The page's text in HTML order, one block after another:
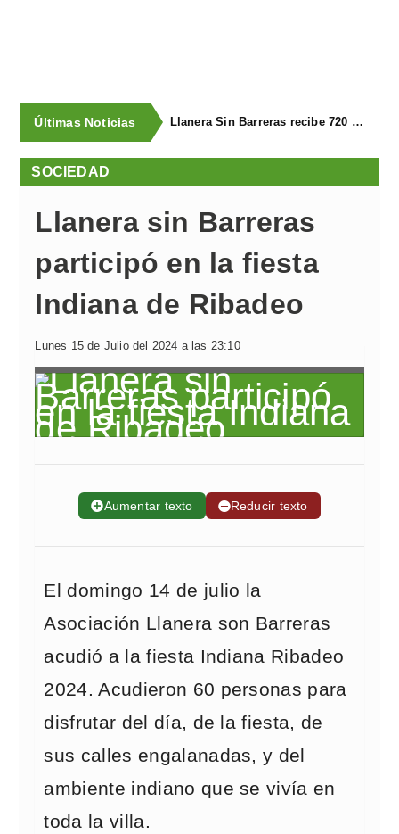
Últimas Noticias Llanera Sin Barreras recibe 720 euros de la subasta solidaria del Concurso Equino de Llanera
SOCIEDAD
Llanera sin Barreras
participó en la fiesta
Indiana de Ribadeo
Lunes 15 de Julio del 2024 a las 23:10
➕Aumentar texto ➖Reducir texto
El domingo 14 de julio la
Asociación Llanera son Barreras
acudió a la fiesta Indiana Ribadeo
2024. Acudieron 60 personas para
disfrutar del día, de la fiesta, de
sus calles engalanadas, y del
ambiente indiano que se vivía en
toda la villa.